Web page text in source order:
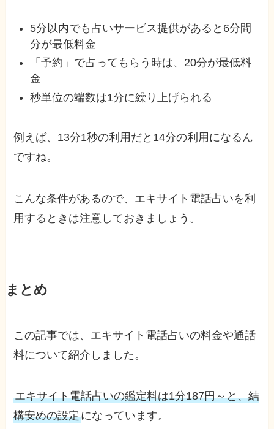
5分以内でも占いサービス提供があると6分間
分が最低料金
「予約」で占ってもらう時は、20分が最低料
金
秒単位の端数は1分に繰り上げられる
例えば、13分1秒の利用だと14分の利用になるん
ですね。
こんな条件があるので、エキサイト電話占いを利
用するときは注意しておきましょう。
まとめ
この記事では、エキサイト電話占いの料金や通話
料について紹介しました。
エキサイト電話占いの鑑定料は1分187円～と、結
構安めの設定になっています。